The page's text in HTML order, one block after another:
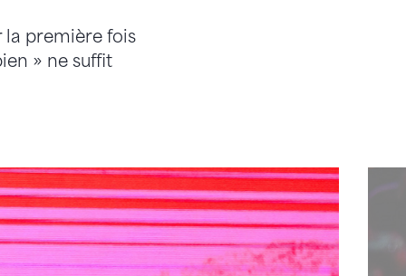
la première fois
» ne suffit